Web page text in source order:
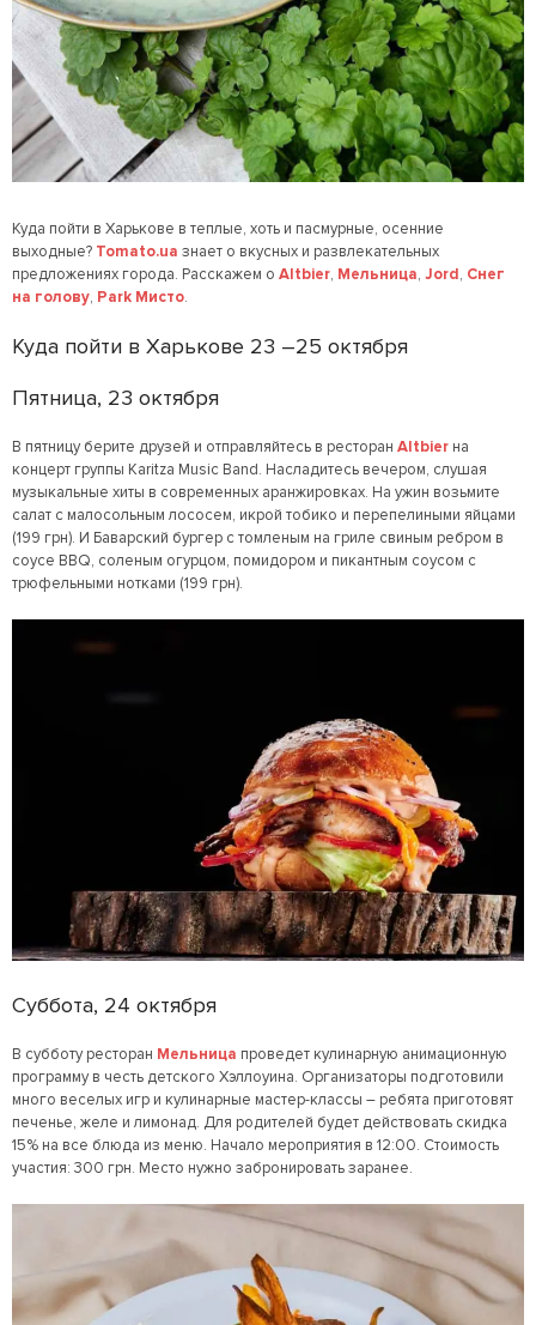
Куда пойти в Харькове в теплые, хоть и пасмурные, осенние
выходные? Tomato.ua знает о вкусных и развлекательных
предложениях города. Расскажем о Altbier, Мельница, Jord, Снег
на голову, Park Мисто.
Куда пойти в Харькове 23 –25 октября
Пятница, 23 октября
В пятницу берите друзей и отправляйтесь в ресторан Altbier на
концерт группы Karitza Music Band. Насладитесь вечером, слушая
музыкальные хиты в современных аранжировках. На ужин возьмите
салат с малосольным лососем, икрой тобико и перепелиными яйцами
(199 грн). И Баварский бургер с томленым на гриле свиным ребром в
соусе BBQ, соленым огурцом, помидором и пикантным соусом с
трюфельными нотками (199 грн).
Суббота, 24 октября
В субботу ресторан Мельница проведет кулинарную анимационную
программу в честь детского Хэллоуина. Организаторы подготовили
много веселых игр и кулинарные мастер-классы – ребята приготовят
печенье, желе и лимонад. Для родителей будет действовать скидка
15% на все блюда из меню. Начало мероприятия в 12:00. Стоимость
участия: 300 грн. Место нужно забронировать заранее.